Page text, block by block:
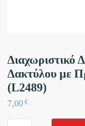
Διαχωριστικό
Δακτύλου με
(L2489)
7,00€